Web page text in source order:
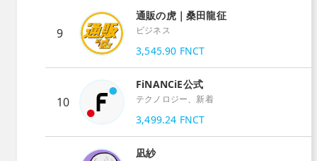
9
通販の虎｜桑田龍征
ビジネス
3,545.90 FNCT
10
FiNANCiE公式
テクノロジー、新着
3,499.24 FNCT
凪紗